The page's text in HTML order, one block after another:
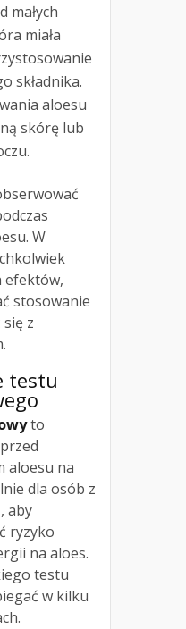
małych
miała
składnika.
aloesu
skórę lub
W
efektów,
stosowanie
z
testu
to
aloesu na
dla osób z
aby
ryzyko
na aloes.
testu
w kilku